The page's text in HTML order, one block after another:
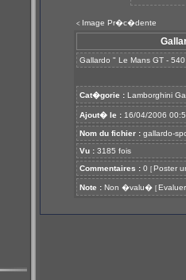
< Image Pr�c�dente
Gallardo " Le Mans GT -
Cat�gorie : Lamborghini
Ajout� le : 16/04/2006
Nom du fichier : gallardo-
Vu : 3185 fois
Commentaires : 0 [ Poster
Note : Non �valu� [ Evaluer